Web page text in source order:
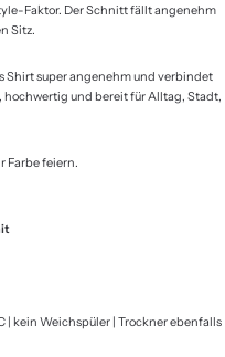
Faktor. Der Schnitt fällt angenehm
Sitz.
Shirt super angenehm und verbindet
und bereit für Alltag, Stadt,
Farbe feiern.
| kein Weichspüler | Trockner ebenfalls